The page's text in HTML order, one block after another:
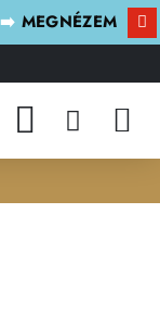
➡️ MEGNÉZEM